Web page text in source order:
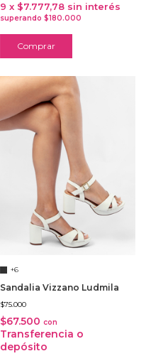
9 x $7.777,78 sin interés
Comprar
+6
Sandalia Vizzano Ludmila
$75.000
$67.500 con
Transferencia o
depósito